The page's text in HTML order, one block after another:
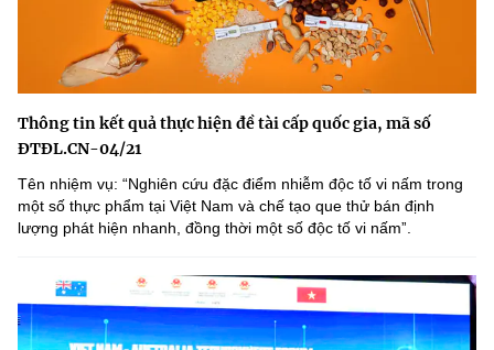
Thông tin kết quả thực hiện đề tài cấp quốc gia, mã số
ĐTĐL.CN-04/21
Tên nhiệm vụ: “Nghiên cứu đặc điểm nhiễm độc tố vi nấm trong
một số thực phẩm tại Việt Nam và chế tạo que thử bán định
lượng phát hiện nhanh, đồng thời một số độc tố vi nấmˮ.